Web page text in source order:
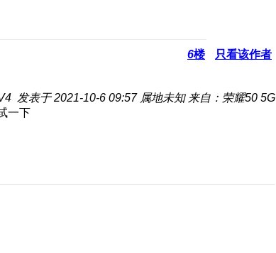
6楼 只看该作者
发表于 2021-10-6 09:57 属地未知 来自：荣耀50 5G
一下